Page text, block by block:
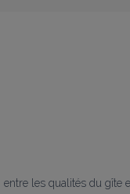
entre les qualités du gîte